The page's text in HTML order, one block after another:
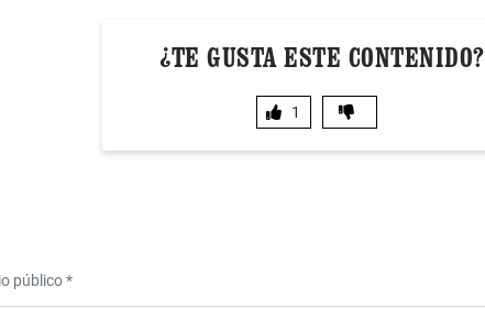
¿TE GUSTA ESTE CONTENIDO?
1